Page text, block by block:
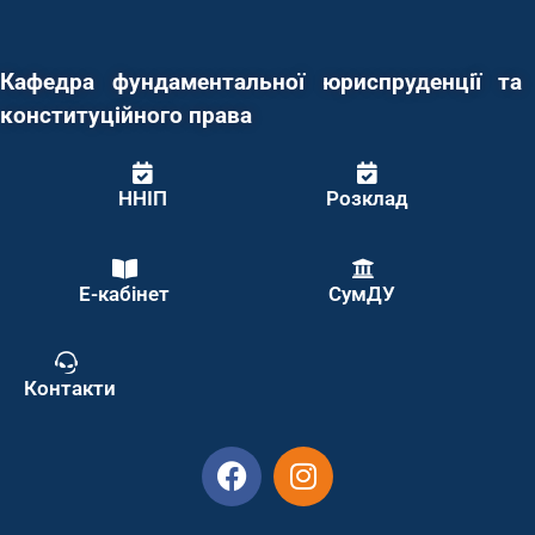
Кафедра фундаментальної юриспруденції та
конституційного права
ННІП Розклад
Е-кабінет СумДУ
Контакти